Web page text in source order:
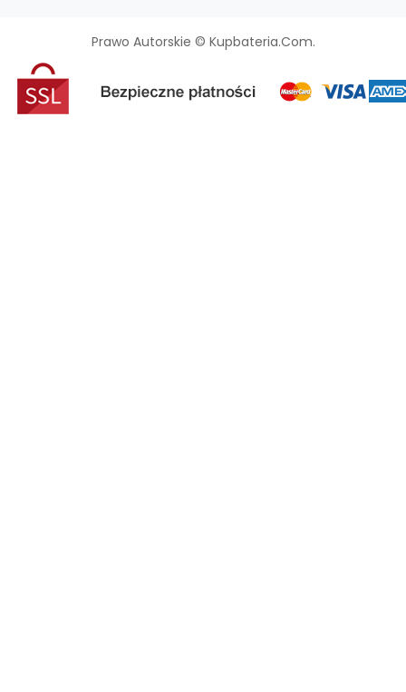
Prawo Autorskie © Kupbateria.com.